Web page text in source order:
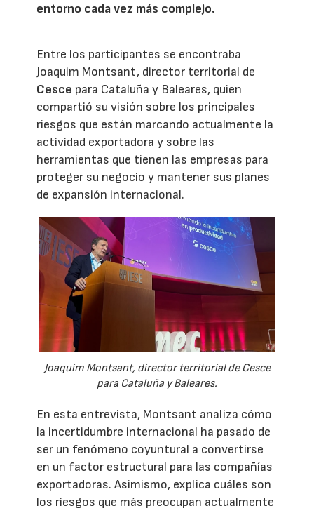
entorno cada vez más complejo.
Entre los participantes se encontraba
Joaquim Montsant, director territorial de
Cesce para Cataluña y Baleares, quien
compartió su visión sobre los principales
riesgos que están marcando actualmente la
actividad exportadora y sobre las
herramientas que tienen las empresas para
proteger su negocio y mantener sus planes
de expansión internacional.
Joaquim Montsant, director territorial de Cesce
para Cataluña y Baleares.
En esta entrevista, Montsant analiza cómo
la incertidumbre internacional ha pasado de
ser un fenómeno coyuntural a convertirse
en un factor estructural para las compañías
exportadoras. Asimismo, explica cuáles son
los riesgos que más preocupan actualmente